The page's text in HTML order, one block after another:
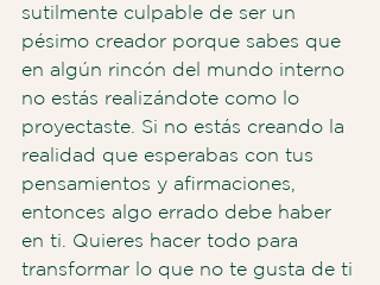
sutilmente culpable de ser un
pésimo creador porque sabes que
en algún rincón del mundo interno
no estás realizándote como lo
proyectaste. Si no estás creando la
realidad que esperabas con tus
pensamientos y afirmaciones,
entonces algo errado debe haber
en ti. Quieres hacer todo para
transformar lo que no te gusta de ti